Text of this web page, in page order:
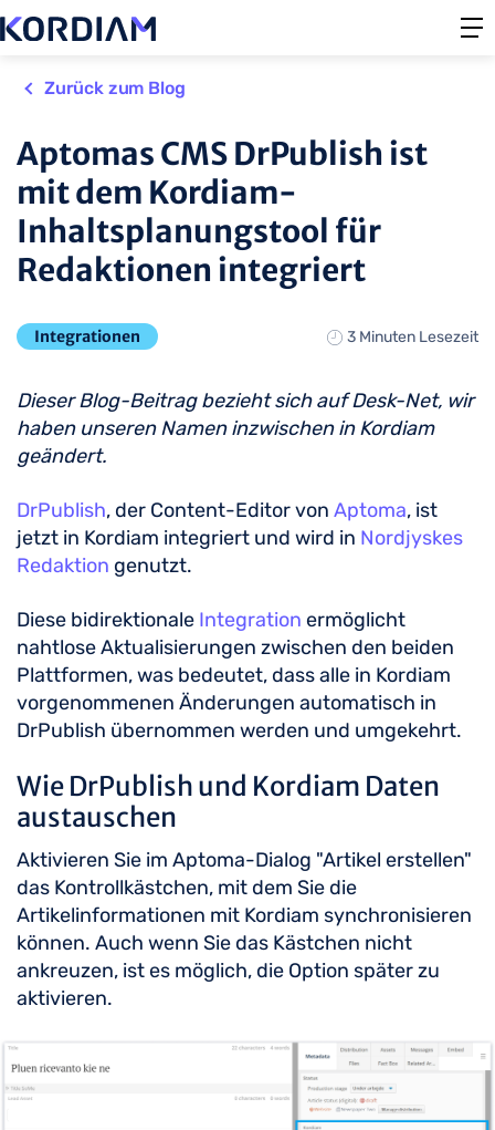
Zurück zum Blog
Aptomas CMS DrPublish ist
mit dem Kordiam-
Inhaltsplanungstool für
Redaktionen integriert
Integrationen 3 Minuten Lesezeit
Dieser Blog-Beitrag bezieht sich auf Desk-Net, wir
haben unseren Namen inzwischen in Kordiam
geändert.
DrPublish, der Content-Editor von Aptoma, ist
jetzt in Kordiam integriert und wird in Nordjyskes
Redaktion genutzt.
Diese bidirektionale Integration ermöglicht
nahtlose Aktualisierungen zwischen den beiden
Plattformen, was bedeutet, dass alle in Kordiam
vorgenommenen Änderungen automatisch in
DrPublish übernommen werden und umgekehrt.
Wie DrPublish und Kordiam Daten
austauschen
Aktivieren Sie im Aptoma-Dialog "Artikel erstellen"
das Kontrollkästchen, mit dem Sie die
Artikelinformationen mit Kordiam synchronisieren
können. Auch wenn Sie das Kästchen nicht
ankreuzen, ist es möglich, die Option später zu
aktivieren.